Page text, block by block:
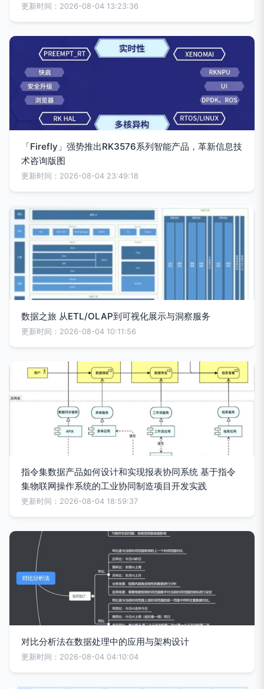
更新时间：2026-08-04 13:23:36
「Firefly」强势推出RK3576系列智能产品，革新信息技
术咨询版图
更新时间：2026-08-04 23:49:18
数据之旅 从ETL/OLAP到可视化展示与洞察服务
更新时间：2026-08-04 10:11:56
指令集数据产品如何设计和实现报表协同系统 基于指令
集物联网操作系统的工业协同制造项目开发实践
更新时间：2026-08-04 18:59:37
对比分析法在数据处理中的应用与架构设计
更新时间：2026-08-04 04:10:04